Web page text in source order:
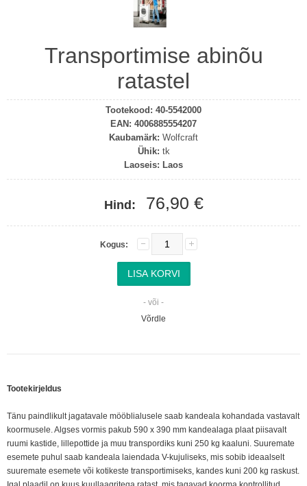
Transportimise abinõu
ratastel
Tootekood: 40-5542000
EAN: 4006885554207
Kaubamärk: Wolfcraft
Ühik: tk
Laoseis: Laos
Hind: 76,90 €
Kogus:
- või -
Võrdle
Tootekirjeldus
Tänu paindlikult jagatavale mööblialusele saab kandeala kohandada vastavalt
koormusele. Algses vormis pakub 590 x 390 mm kandealaga plaat piisavalt
ruumi kastide, lillepottide ja muu transpordiks kuni 250 kg kaaluni. Suuremate
esemete puhul saab kandeala laiendada V-kujuliseks, mis sobib ideaalselt
suuremate esemete või kotikeste transportimiseks, kandes kuni 200 kg raskust.